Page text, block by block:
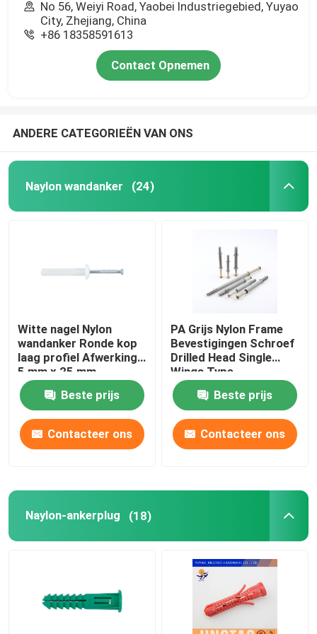
No 56, Weiyi Road, Yaobei Industriegebied, Yuyao
City, Zhejiang, China
+86 18358591613
Contact Opnemen
ANDERE CATEGORIEËN VAN ONS
Naylon wandanker (24)
Witte nagel Nylon
wandanker Ronde kop
laag profiel Afwerking
5 mm x 25 mm
Beste prijs
Contacteer ons
PA Grijs Nylon Frame
Bevestigingen Schroef
Drilled Head Single
Wings Type
Beste prijs
Contacteer ons
Naylon-ankerplug (18)